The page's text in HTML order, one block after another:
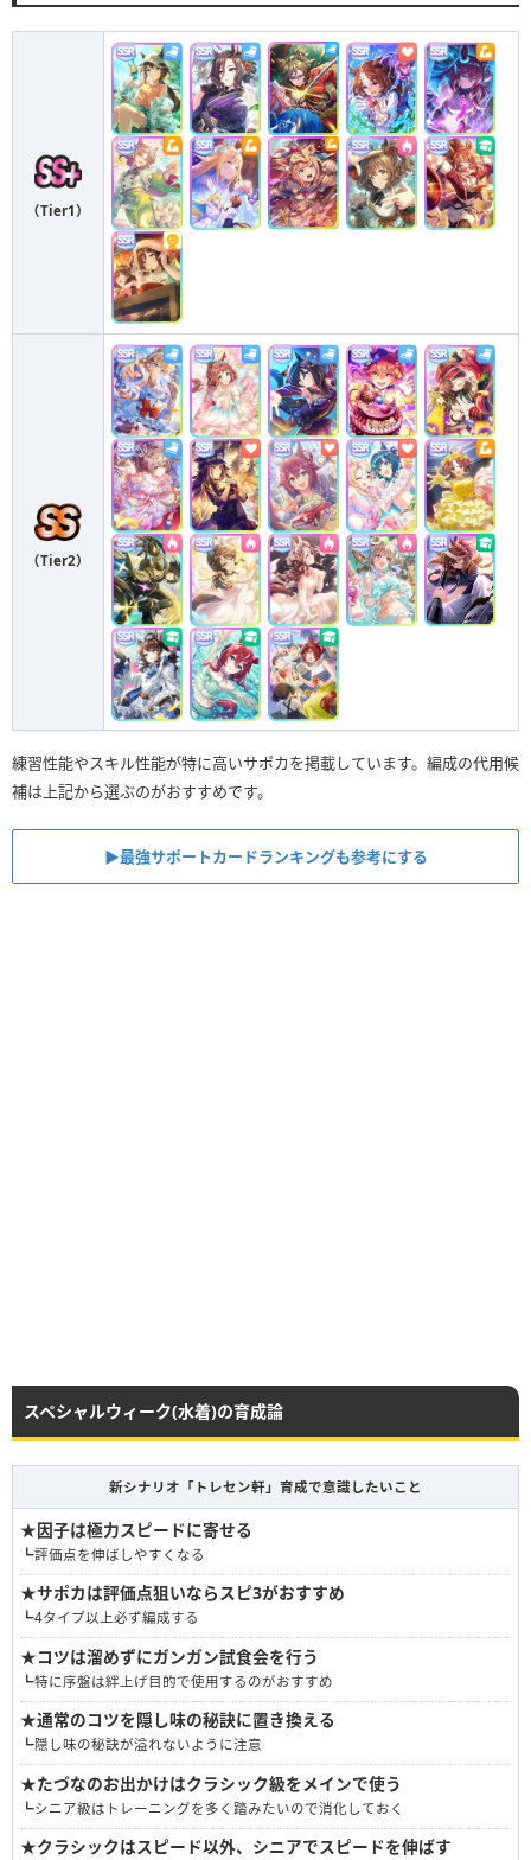
（Tier1）
（Tier2）
練習性能やスキル性能が特に高いサポカを掲載しています。編成の代用候
補は上記から選ぶのがおすすめです。
▶︎最強サポートカードランキングも参考にする
スペシャルウィーク(水着)の育成論
新シナリオ「トレセン軒」育成で意識したいこと
★因子は極力スピードに寄せる
┗評価点を伸ばしやすくなる
★サポカは評価点狙いならスピ3がおすすめ
┗4タイプ以上必ず編成する
★コツは溜めずにガンガン試食会を行う
┗特に序盤は絆上げ目的で使用するのがおすすめ
★通常のコツを隠し味の秘訣に置き換える
┗隠し味の秘訣が溢れないように注意
★たづなのお出かけはクラシック級をメインで使う
┗シニア級はトレーニングを多く踏みたいので消化しておく
★クラシックはスピード以外、シニアでスピードを伸ばす